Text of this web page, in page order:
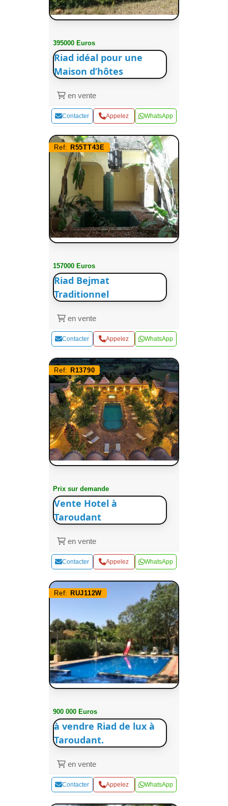
395000 Euros
Riad idéal pour une
Maison d’hôtes
en vente
Contacter Appelez WhatsApp
Ref: R55TT43E
157000 Euros
Riad Bejmat
Traditionnel
en vente
Contacter Appelez WhatsApp
Ref: R13790
Prix sur demande
Vente Hotel à
Taroudant
en vente
Contacter Appelez WhatsApp
Ref: RUJ112W
900 000 Euros
à vendre Riad de lux à
Taroudant.
en vente
Contacter Appelez WhatsApp